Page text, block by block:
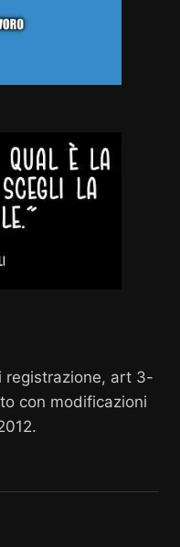
registrazione, art 3-
con modificazioni